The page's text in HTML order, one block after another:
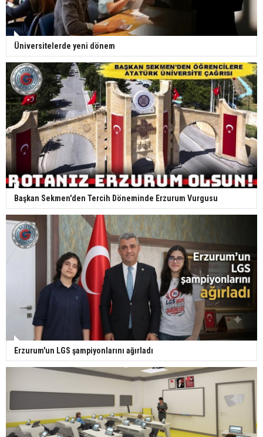
Üniversitelerde yeni dönem
Başkan Sekmen'den Tercih Döneminde Erzurum Vurgusu
Erzurum'un LGS şampiyonlarını ağırladı